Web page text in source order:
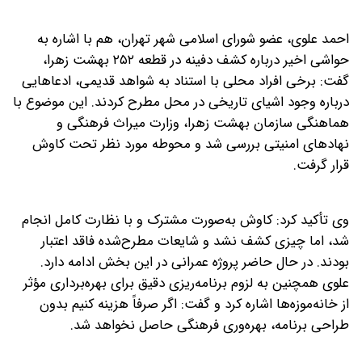
احمد علوی، عضو شورای اسلامی شهر تهران، هم با اشاره به
حواشی اخیر درباره کشف دفینه در قطعه ۲۵۲ بهشت زهرا،
گفت: برخی افراد محلی با استناد به شواهد قدیمی، ادعاهایی
درباره وجود اشیای تاریخی در محل مطرح کردند. این موضوع با
هماهنگی سازمان بهشت زهرا، وزارت میراث فرهنگی و
نهادهای امنیتی بررسی شد و محوطه مورد نظر تحت کاوش
قرار گرفت.
وی تأکید کرد: کاوش به‌صورت مشترک و با نظارت کامل انجام
شد، اما چیزی کشف نشد و شایعات مطرح‌شده فاقد اعتبار
بودند. در حال حاضر پروژه عمرانی در این بخش ادامه دارد.
علوی همچنین به لزوم برنامه‌ریزی دقیق برای بهره‌برداری مؤثر
از خانه‌موزه‌ها اشاره کرد و گفت: اگر صرفاً هزینه کنیم بدون
طراحی برنامه، بهره‌وری فرهنگی حاصل نخواهد شد.